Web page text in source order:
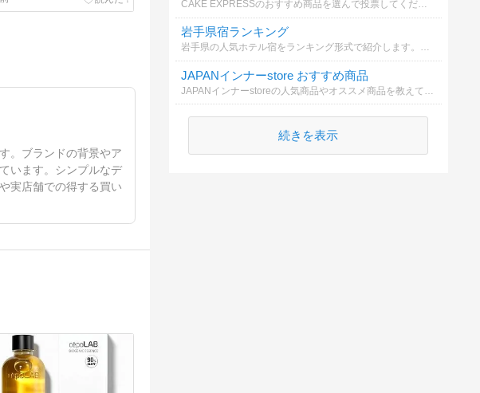
。ブランドの背景やア
います。シンプルなデ
実店舗での得する買い
CAKE EXPRESSのおすすめ商品を選んで投票してください！
岩手県宿ランキング
岩手県の人気ホテル宿をランキング形式で紹介します。おすすめの宿選びに参考にしてみてください！
JAPANインナーstore おすすめ商品
続きを表示